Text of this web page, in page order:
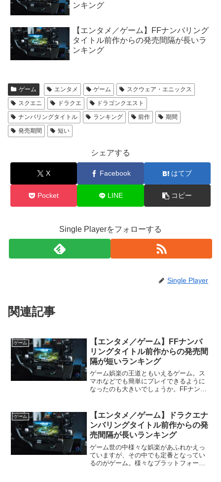
ンキング
【エンタメ／ゲーム】FFナンバリング
タイトル前作からの発売間隔が長いラ
ンキング
ゲーム エンタメ ゲーム
スクウェア・エニックス
スクエニ
ドラクエ
ドラゴンクエスト
ナンバリングタイトル
ランキング 前作
期間
発売期間
短い
シェアする
X Facebook はてブ
Pocket LINE コピー
Single Playerをフォローする
Single Player
関連記事
ゲーム
【エンタメ／ゲーム】FFナンバ
リングタイトル前作からの発売間
隔が短いランキング
ゲーム娯楽の王道ともいえるゲーム。ス
マホなどでも簡単にプレイできるように
なったのも大きいでしょうか。FFナンバ
タイトルの一つとして存在しているのが
「ファイナルファンタジ...
ゲーム
【エンタメ／ゲーム】ドラクエナ
ンバリングタイトル前作からの発
売間隔が長いランキング
ゲーム世の中様々な娯楽があふれかえっ
ていますが、その中でも定番となってい
るのがゲーム。様々なプラットフォーム